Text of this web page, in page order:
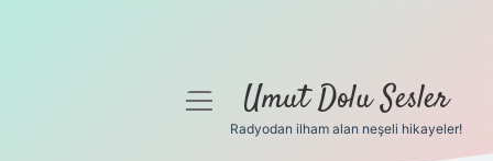
menüyüUmut Dolu Sesler
Radyodan ilham alan neşeli hikayeler!